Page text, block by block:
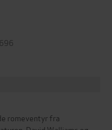
romeventyr fra